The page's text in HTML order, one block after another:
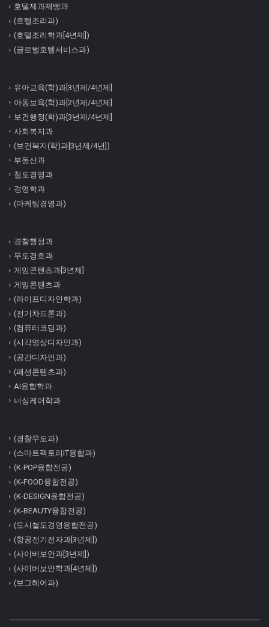
호텔제과제빵과
(호텔조리과)
(호텔조리학과[4년제])
(글로벌호텔서비스과)
유아교육(학)과[3년제/4년제]
아동보육(학)과[2년제/4년제]
보건행정(학)과[3년제/4년제]
사회복지과
(보건복지(학)과[3년제/4년])
부동산과
철도경영과
경영학과
(마케팅경영과)
경찰행정과
무도경호과
게임콘텐츠과[3년제]
게임콘텐츠과
(라이프디자인학과)
(전기차드론과)
(컴퓨터코딩과)
(시각영상디자인과)
(공간디자인과)
(패션콘텐츠과)
AI융합학과
너싱케어학과
(경찰무도과)
(스마트팩토리IT융합과)
(K-POP융합전공)
(K-FOOD융합전공)
(K-DESIGN융합전공)
(K-BEAUTY융합전공)
(도시철도경영융합전공)
(항공전기전자과[3년제])
(사이버보안과[3년제])
(사이버보안학과[4년제])
(보그헤어과)